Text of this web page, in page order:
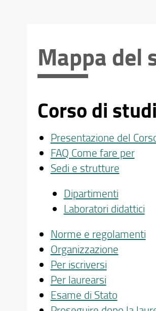
Mappa del
Corso di
Presentazione del
FAQ Come fare per
Sedi e strutture
Dipartimenti
Laboratori didattici
Norme e regolamenti
Organizzazione
Per iscriversi
Per laurearsi
Esame di Stato